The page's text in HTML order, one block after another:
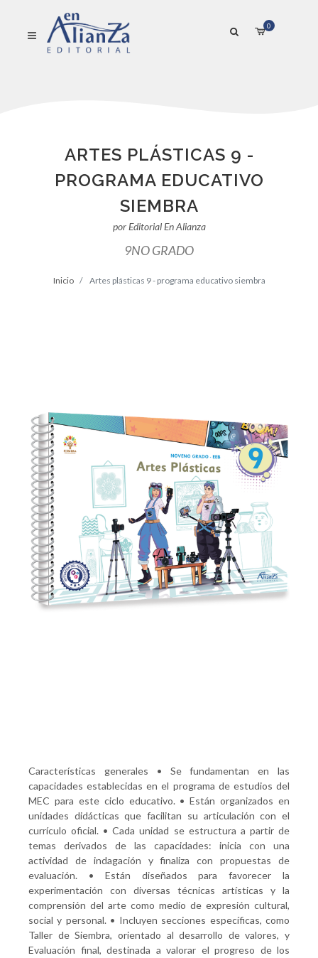
0
ARTES PLÁSTICAS 9 -
PROGRAMA EDUCATIVO
SIEMBRA
por Editorial En Alianza
9NO GRADO
Inicio Artes plásticas 9 - programa educativo siembra
Características generales • Se fundamentan en las
capacidades establecidas en el programa de estudios del
MEC para este ciclo educativo. • Están organizados en
unidades didácticas que facilitan su articulación con el
currículo oficial. • Cada unidad se estructura a partir de
temas derivados de las capacidades: inicia con una
actividad de indagación y finaliza con propuestas de
evaluación. • Están diseñados para favorecer la
experimentación con diversas técnicas artísticas y la
comprensión del arte como medio de expresión cultural,
social y personal. • Incluyen secciones específicas, como
Taller de Siembra, orientado al desarrollo de valores, y
Evaluación final, destinada a valorar el progreso de los